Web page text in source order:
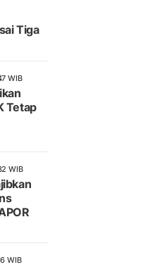
Tiga
WIB
Tetap
WIB
WIB